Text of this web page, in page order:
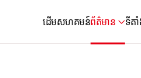
ដើមសហគមន៍ព័ត៌មាន ទីត